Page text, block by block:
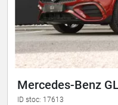
Mercedes-Benz
ID stoc: 17613